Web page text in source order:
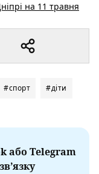
на 11 травня
#спорт #діти
або Telegram